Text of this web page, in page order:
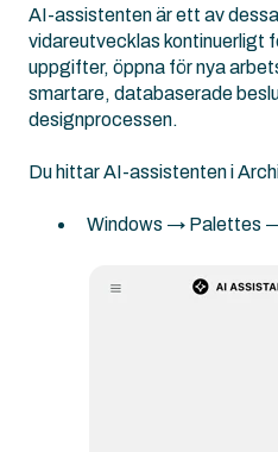
AI-assistenten är ett av
vidareutvecklas kontinuerligt
uppgifter, öppna för nya
smartare, databaserade
designprocessen.
Du hittar AI-assistenten i
Windows → Palettes